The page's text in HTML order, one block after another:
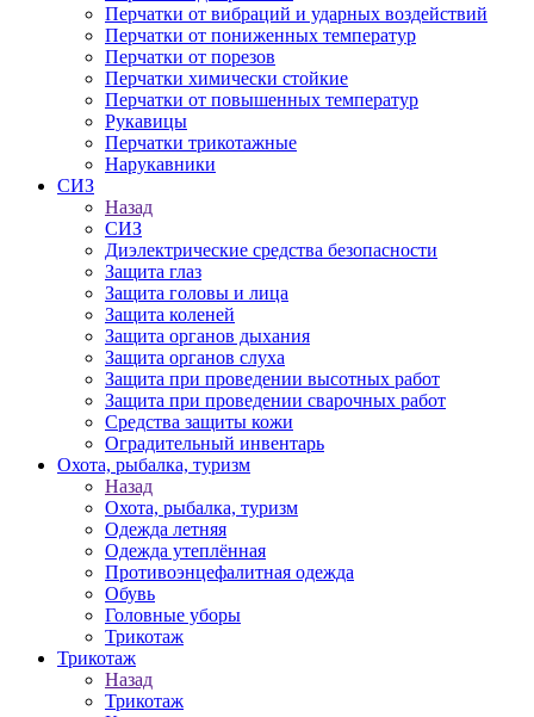
Перчатки от вибраций и ударных воздействий
Перчатки от пониженных температур
Перчатки от порезов
Перчатки химически стойкие
Перчатки от повышенных температур
Рукавицы
Перчатки трикотажные
Нарукавники
СИЗ
Назад
СИЗ
Диэлектрические средства безопасности
Защита глаз
Защита головы и лица
Защита коленей
Защита органов дыхания
Защита органов слуха
Защита при проведении высотных работ
Защита при проведении сварочных работ
Средства защиты кожи
Оградительный инвентарь
Охота, рыбалка, туризм
Назад
Охота, рыбалка, туризм
Одежда летняя
Одежда утеплённая
Противоэнцефалитная одежда
Обувь
Головные уборы
Трикотаж
Трикотаж
Назад
Трикотаж